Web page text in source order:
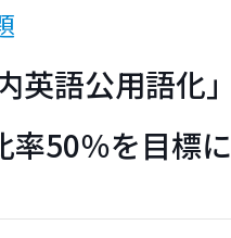
英語公用語化
率50％を目標